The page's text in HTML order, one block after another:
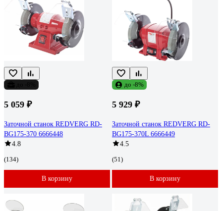
5 059 ₽
Заточной станок REDVERG RD-
BG175-370 6666448
4.8
(134)
В корзину
до -8%
5 929 ₽
Заточной станок REDVERG RD-
BG175-370L 6666449
4.5
(51)
В корзину